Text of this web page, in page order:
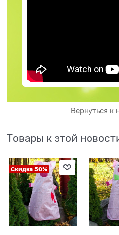
Вернуться к
Товары к этой
Скидка 50%